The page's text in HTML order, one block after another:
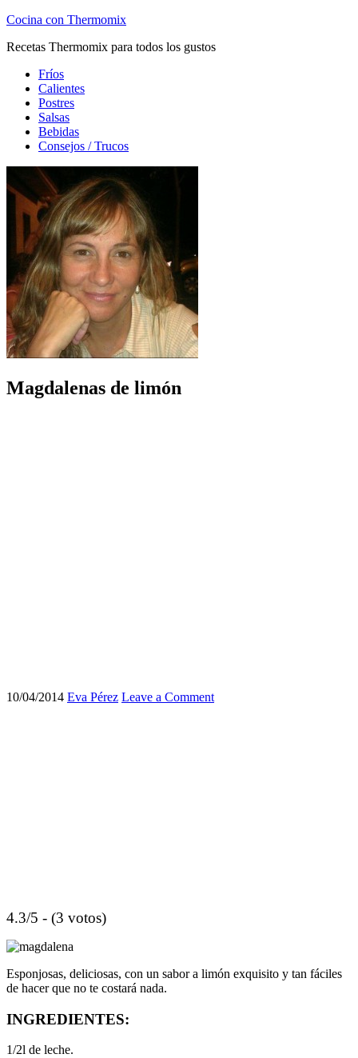
Cocina con Thermomix
Recetas Thermomix para todos los gustos
Fríos
Calientes
Postres
Salsas
Bebidas
Consejos / Trucos
Magdalenas de limón
10/04/2014 Eva Pérez Leave a Comment
4.3/5 - (3 votos)
Esponjosas, deliciosas, con un sabor a limón exquisito y tan fáciles
de hacer que no te costará nada.
INGREDIENTES:
1/2l de leche.